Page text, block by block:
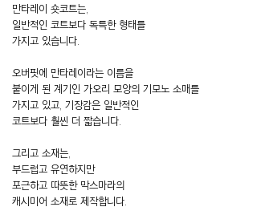
만타레이 숏코트는,
일반적인 코트보다 독특한 형태를
가지고 있습니다.
오버핏에 만타레이라는 이름을
붙이게 된 계기인 가오리 모양의 기모노 소매를
가지고 있고, 기장감은 일반적인
코트보다 훨씬 더 짧습니다.
그리고 소재는,
부드럽고 유연하지만
포근하고 따뜻한 막스마라의
캐시미어 소재로 제작합니다.